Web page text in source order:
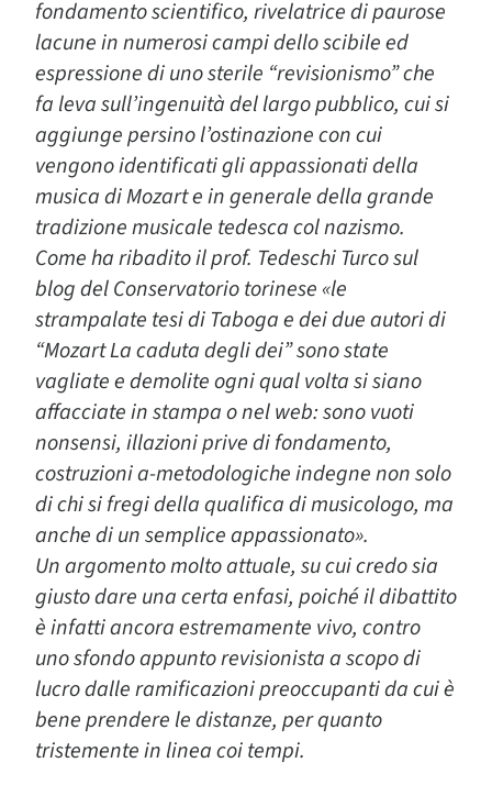
fondamento scientifico, rivelatrice di paurose
lacune in numerosi campi dello scibile ed
espressione di uno sterile “revisionismo” che
fa leva sull’ingenuità del largo pubblico, cui si
aggiunge persino l’ostinazione con cui
vengono identificati gli appassionati della
musica di Mozart e in generale della grande
tradizione musicale tedesca col nazismo.
Come ha ribadito il prof. Tedeschi Turco sul
blog del Conservatorio torinese «le
strampalate tesi di Taboga e dei due autori di
“Mozart La caduta degli dei” sono state
vagliate e demolite ogni qual volta si siano
affacciate in stampa o nel web: sono vuoti
nonsensi, illazioni prive di fondamento,
costruzioni a-metodologiche indegne non solo
di chi si fregi della qualifica di musicologo, ma
anche di un semplice appassionato».
Un argomento molto attuale, su cui credo sia
giusto dare una certa enfasi, poiché il dibattito
è infatti ancora estremamente vivo, contro
uno sfondo appunto revisionista a scopo di
lucro dalle ramificazioni preoccupanti da cui è
bene prendere le distanze, per quanto
tristemente in linea coi tempi.